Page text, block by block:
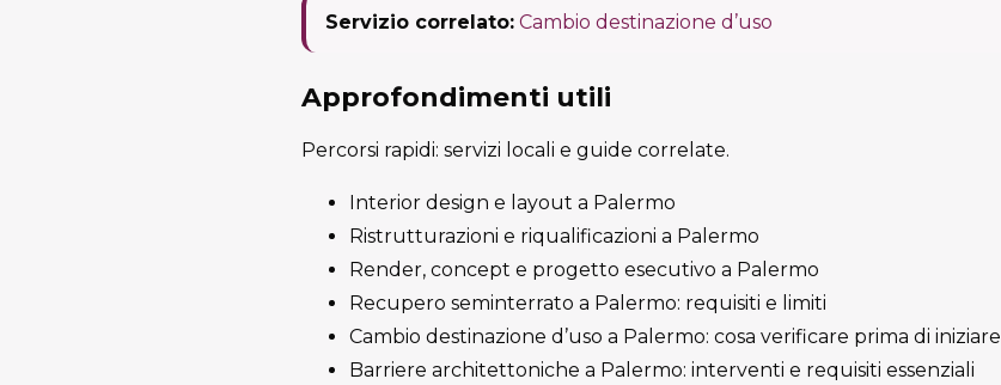
Servizio correlato: Cambio destinazione d’uso
Approfondimenti utili
Percorsi rapidi: servizi locali e guide correlate.
Interior design e layout a Palermo
Ristrutturazioni e riqualificazioni a Palermo
Render, concept e progetto esecutivo a Palermo
Recupero seminterrato a Palermo: requisiti e limiti
Cambio destinazione d’uso a Palermo: cosa verificare prima di iniziare
Barriere architettoniche a Palermo: interventi e requisiti essenziali